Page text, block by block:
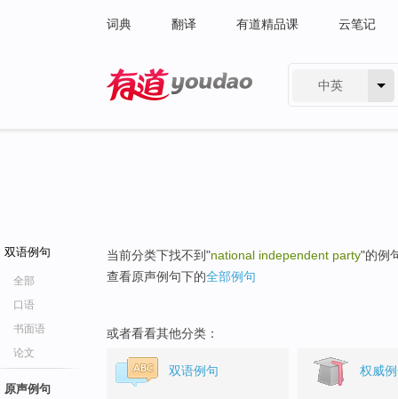
词典 翻译 有道精品课 云笔记
中英
双语例句
全部
口语
书面语
论文
原声例句
当前分类下找不到"national independent party"的例
查看原声例句下的全部例句
或者看看其他分类：
双语例句 权威